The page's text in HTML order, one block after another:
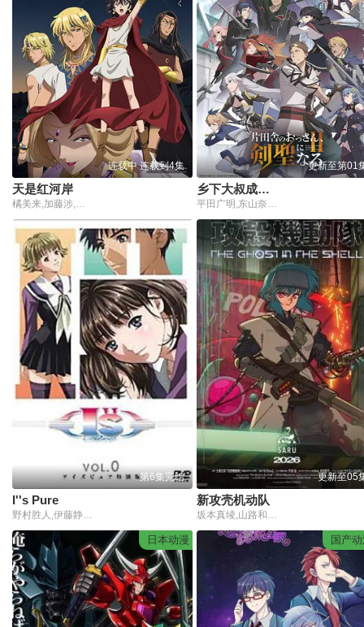
连载中 连载到4集
天是红河岸
更新至第01
乡下大叔成为剑圣 第二季 片田舎のおっさん、剣聖になるII
第6集完结
I''s Pure
野村胜人,伊藤静,中世明日香,后藤邑子,铃木菜穗子,门胁舞以,胜生真沙子,汤屋敦子,诸角宪一,小伏伸之,成濑诚,江川央生
更新至05
新攻壳机动队
坂本真绫,山路和弘,安元洋贵,中村悠一
日本动漫 国产